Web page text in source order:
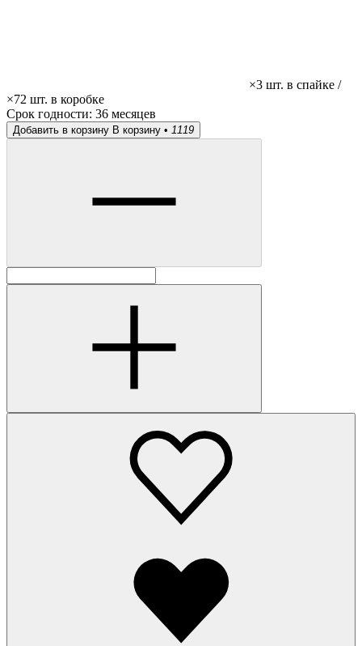
×3 шт. в спайке /
×72 шт. в коробке
Срок годности: 36 месяцев
Добавить в корзину В корзину • 1119